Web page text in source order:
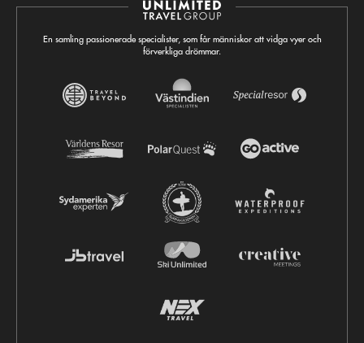
En samling passionerade specialister, som får människor att vidga vyer och
förverkliga drömmar.